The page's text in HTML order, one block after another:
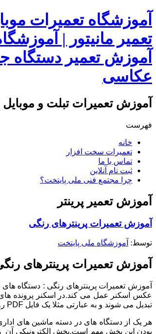
آموزشگاه تعمیرات
تعمیر مانیتور |
آموزش تعمیر دستگاه
عکاسی
آموزش تعمیرات تبلت و
فهرست
خانه
تعمیرات سخت افزار
تماس با ما
ثبت نام آنلاین
چرا مجتمع فنی ملی پایتخت؟
آموزش تعمیر پرینتر
آموزش تعمیرات پرینترهای رنگی
توسط: ‪ آموزشگاه ملی پایتخت
آموزش تعمیرات پرینترهای
آموزش تعمیرات پرینترهای رنگی : دستگاه
عکس اسکنر عمل می کند.در اسکنر پرونده های
تبدیل می شوند و به عبارتی مثلا یک فایل PDF روی برگه چاپ می گردد.
هر یک از دستگاه های در دسته ماشین های
بودن این بخش مهم است.بخش الکترونیکی آن